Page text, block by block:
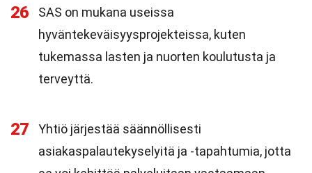
26
SAS on mukana useissa
hyväntekeväisyysprojekteissa, kuten
tukemassa lasten ja nuorten koulutusta ja
terveyttä.
27
Yhtiö järjestää säännöllisesti
asiakaspalautekyselyitä ja -tapahtumia, jotta